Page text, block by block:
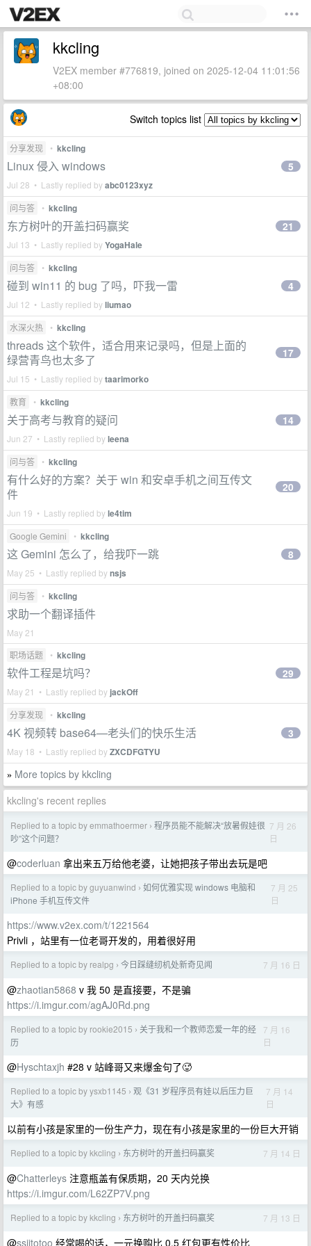
kkcling
V2EX member #776819, joined on 2025-12-04 11:01:56
+08:00
Switch topics list
分享发现 • kkcling
Linux 侵入 windows
Jul 28 • Lastly replied byabc0123xyz
5
问与答 • kkcling
东方树叶的开盖扫码赢奖
Jul 13 • Lastly replied byYogaHale
21
问与答 • kkcling
碰到 win11 的 bug 了吗，吓我一雷
Jul 12 • Lastly replied byliumao
4
水深火热 • kkcling
threads 这个软件，适合用来记录吗，但是上面的
绿营青鸟也太多了
Jul 15 • Lastly replied bytaarimorko
17
教育 • kkcling
关于高考与教育的疑问
Jun 27 • Lastly replied byleena
14
问与答 • kkcling
有什么好的方案？关于 win 和安卓手机之间互传文
件
Jun 19 • Lastly replied byle4tim
20
Google Gemini • kkcling
这 Gemini 怎么了，给我吓一跳
May 25 • Lastly replied bynsjs
8
问与答 • kkcling
求助一个翻译插件
May 21
职场话题
• kkcling
软件工程是坑吗？
May 21 • Lastly replied by jackOff
29
分享发现 • kkcling
4K 视频转 base64—老头们的快乐生活
May 18 • Lastly replied byZXCDFGTYU
3
» More topics by kkcling
kkcling's recent replies
Replied to a topic by emmathoermer › 程序员能不能解决“放暑假娃很
吵”这个问题？
7 月 26
日
@coderluan 拿出来五万给他老婆，让她把孩子带出去玩是吧
Replied to a topic by guyuanwind › 如何优雅实现 windows 电脑和
iPhone 手机互传文件
7 月 25
日
https://www.v2ex.com/t/1221564
Privli ，站里有一位老哥开发的，用着很好用
Replied to a topic by realpg › 今日踩缝纫机处新奇见闻 7 月 16 日
@zhaotian5868 v 我 50 是直接要，不是骗
https://i.imgur.com/agAJ0Rd.png
Replied to a topic by rookie2015 › 关于我和一个教师恋爱一年的经
历
7 月 16
日
@Hyschtaxjh #28 v 站峰哥又来爆金句了🥵
Replied to a topic by ysxb1145 › 观《31 岁程序员有娃以后压力巨
大》有感
7 月 14
日
以前有小孩是家里的一份生产力，现在有小孩是家里的一份巨大开销
Replied to a topic by kkcling › 东方树叶的开盖扫码赢奖 7 月 14 日
@Chatterleys 注意瓶盖有保质期，20 天内兑换
https://i.imgur.com/L62ZP7V.png
Replied to a topic by kkcling › 东方树叶的开盖扫码赢奖 7 月 13 日
@ssiitotoo 经常喝的话，一元换购比 0.5 红包更有性价比